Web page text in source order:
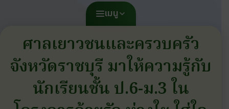
เมนู
ศาลเยาวชนและครวบครัว
จังหวัดราชบุรี มาให้ความรู้กับ
นักเรียนชั้น ป.6-ม.3 ใน